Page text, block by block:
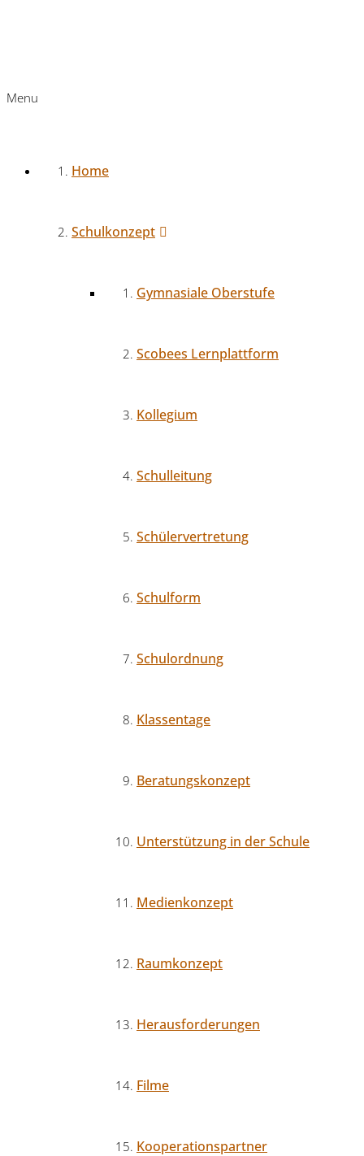
Menu
Home
Schulkonzept
Gymnasiale Oberstufe
Scobees Lernplattform
Kollegium
Schulleitung
Schülervertretung
Schulform
Schulordnung
Klassentage
Beratungskonzept
Unterstützung in der Schule
Medienkonzept
Raumkonzept
Herausforderungen
Filme
Kooperationspartner